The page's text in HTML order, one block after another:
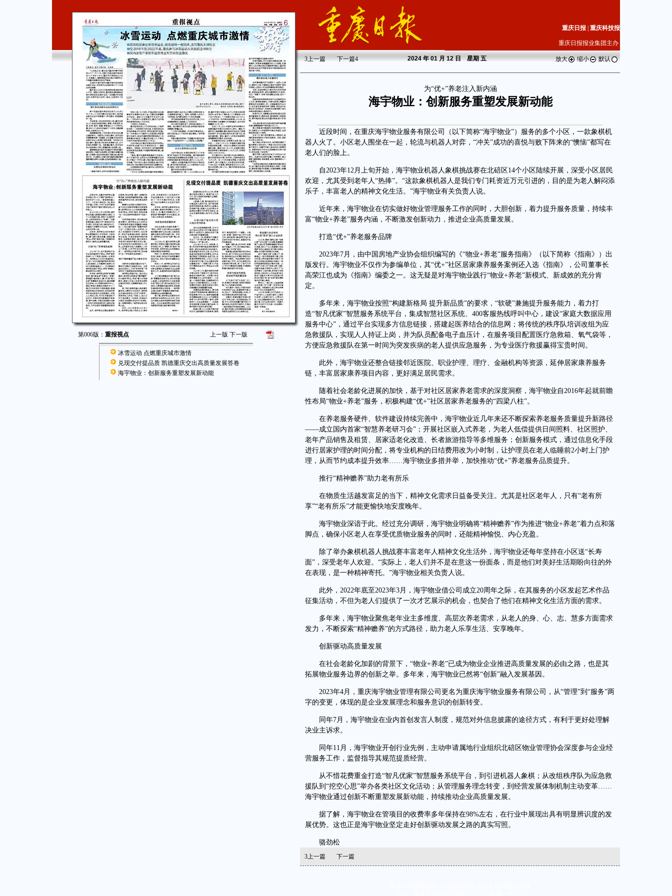
第006版： 重报视点 上一版 下一版
冰雪运动 点燃重庆城市激情
兑现交付提品质 凯德重庆交出高质量发展答卷
海宇物业：创新服务重塑发展新动能
重庆日报 重庆科技报
重庆日报报业集团主办
3上一篇 下一篇4 2024年 01 月 12 日 星期五 放大 缩小 默认
为“优+”养老注入新内涵
海宇物业：创新服务重塑发展新动能
近段时间，在重庆海宇物业服务有限公司（以下简称“海宇物业”）服务的多个小区，一款象棋机
器人火了。小区老人围坐在一起，轮流与机器人对弈，“冲关”成功的喜悦与败下阵来的“懊恼”都写在
老人们的脸上。
自2023年12月上旬开始，海宇物业机器人象棋挑战赛在北碚区14个小区陆续开展，深受小区居民
欢迎，尤其受到老年人“热捧”。“这款象棋机器人是我们专门耗资近万元引进的，目的是为老人解闷添
乐子，丰富老人的精神文化生活。”海宇物业有关负责人说。
近年来，海宇物业在切实做好物业管理服务工作的同时，大胆创新，着力提升服务质量，持续丰
富“物业+养老”服务内涵，不断激发创新动力，推进企业高质量发展。
打造“优+”养老服务品牌
2023年7月，由中国房地产业协会组织编写的《“物业+养老”服务指南》（以下简称《指南》）出
版发行。海宇物业不仅作为参编单位，其“优+”社区居家康养服务案例还入选《指南》，公司董事长
高荣江也成为《指南》编委之一。这无疑是对海宇物业践行“物业+养老”新模式、新成效的充分肯
定。
多年来，海宇物业按照“构建新格局 提升新品质”的要求，“软硬”兼施提升服务能力，着力打
造“智凡优家”智慧服务系统平台，集成智慧社区系统、400客服热线呼叫中心，建设“家庭大数据应用
服务中心”，通过平台实现多方信息链接，搭建起医养结合的信息网；将传统的秩序队培训改组为应
急救援队，实现人人持证上岗，并为队员配备电子血压计，在服务项目配置医疗急救箱、氧气袋等，
方便应急救援队在第一时间为突发疾病的老人提供应急服务，为专业医疗救援赢得宝贵时间。
此外，海宇物业还整合链接邻近医院、职业护理、理疗、金融机构等资源，延伸居家康养服务
链，丰富居家康养项目内容，更好满足居民需求。
随着社会老龄化进展的加快，基于对社区居家养老需求的深度洞察，海宇物业自2016年起就前瞻
性布局“物业+养老”服务，积极构建“优+”社区居家养老服务的“四梁八柱”。
在养老服务硬件、软件建设持续完善中，海宇物业近几年来还不断探索养老服务质量提升新路径
——成立国内首家“智慧养老研习会”；开展社区嵌入式养老，为老人低偿提供日间照料、社区照护、
老年产品销售及租赁、居家适老化改造、长者旅游指导等多维服务；创新服务模式，通过信息化手段
进行居家护理的时间分配，将专业机构的日结费用改为小时制，让护理员在老人临睡前2小时上门护
理，从而节约成本提升效率……海宇物业多措并举，加快推动“优+”养老服务品质提升。
推行“精神赡养”助力老有所乐
在物质生活越发富足的当下，精神文化需求日益备受关注。尤其是社区老年人，只有“老有所
享”“老有所乐”才能更愉快地安度晚年。
海宇物业深谙于此。经过充分调研，海宇物业明确将“精神赡养”作为推进“物业+养老”着力点和落
脚点，确保小区老人在享受优质物业服务的同时，还能精神愉悦、内心充盈。
除了举办象棋机器人挑战赛丰富老年人精神文化生活外，海宇物业还每年坚持在小区送“长寿
面”，深受老年人欢迎。“实际上，老人们并不是在意这一份面条，而是他们对美好生活期盼向往的外
在表现，是一种精神寄托。”海宇物业相关负责人说。
此外，2022年底至2023年3月，海宇物业借公司成立20周年之际，在其服务的小区发起艺术作品
征集活动，不但为老人们提供了一次才艺展示的机会，也契合了他们在精神文化生活方面的需求。
多年来，海宇物业聚焦老年业主多维度、高层次养老需求，从老人的身、心、志、慧多方面需求
发力，不断探索“精神赡养”的方式路径，助力老人乐享生活、安享晚年。
创新驱动高质量发展
在社会老龄化加剧的背景下，“物业+养老”已成为物业企业推进高质量发展的必由之路，也是其
拓展物业服务边界的创新之举。多年来，海宇物业已然将“创新”融入发展基因。
2023年4月，重庆海宇物业管理有限公司更名为重庆海宇物业服务有限公司，从“管理”到“服务”两
字的变更，体现的是企业发展理念和服务意识的创新转变。
同年7月，海宇物业在业内首创发言人制度，规范对外信息披露的途径方式，有利于更好处理解
决业主诉求。
同年11月，海宇物业开创行业先例，主动申请属地行业组织北碚区物业管理协会深度参与企业经
营服务工作，监督指导其规范提质经营。
从不惜花费重金打造“智凡优家”智慧服务系统平台，到引进机器人象棋；从改组秩序队为应急救
援队到“挖空心思”举办各类社区文化活动；从管理服务理念转变，到经营发展体制机制主动变革……
海宇物业通过创新不断重塑发展新动能，持续推动企业高质量发展。
据了解，海宇物业在管项目的收费率多年保持在98%左右，在行业中展现出具有明显辨识度的发
展优势。这也正是海宇物业坚定走好创新驱动发展之路的真实写照。
骆劲松
3上一篇 下一篇